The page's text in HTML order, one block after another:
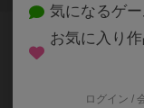
478名 1名
ネクさんのボドゲ
ールの解説です。
気になるゲ
お気に入り
ログイン /